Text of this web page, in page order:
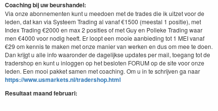
Coach­ing bij uw beur­shan­del:
Via onze abon­nementen kunt u mee­doen met de trades die ik uitzet voor de
leden, dat kan via Sys­teem Trad­ing al vanaf €1500 (meestal 1 posi­tie), met
Index Trad­ing €2000 en max2 posi­ties of met Guy en Polleke Trad­ing waar
men €4000 voor nodig heeft. Er loopt een mooie aan­bied­ing tot 1 MEIvanaf
€29 om ken­nis te mak­en met onze manier van werken en dus om mee te doen.
Dan kri­jgt u alle info waaron­der de dagelijkse updates per mail, toe­gang tot de
trader­shop en kunt u inloggen op het besloten FORUMop de site voor onze
leden. Een mooi pakket samen met coach­ing. Om u in te schri­jven ga naar
https://​www​.usmar​kets​.nl/​t​r​a​d​e​r​s​h​o​p​.html
Resul­taat maand februari: